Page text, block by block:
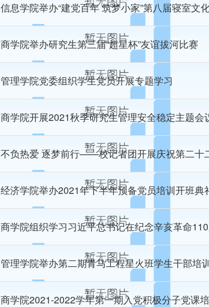
信息学院举办“建党百年 筑梦小家”第八届寝室文
商学院举办研究生第三届“超星杯”友谊拔河比赛
管理学院党委组织学生党员开展专题学习
商学院开展2021秋季研究生管理安全稳定主题会
不负热爱 逐梦前行——校记者团开展庆祝第二十
经济学院举办2021年下半年预备党员培训开班典
商学院组织学习习近平总书记在纪念辛亥革命
管理学院举办第二期青马工程星火班学生干部培
商学院2021-2022学年第一期入党积极分子党课